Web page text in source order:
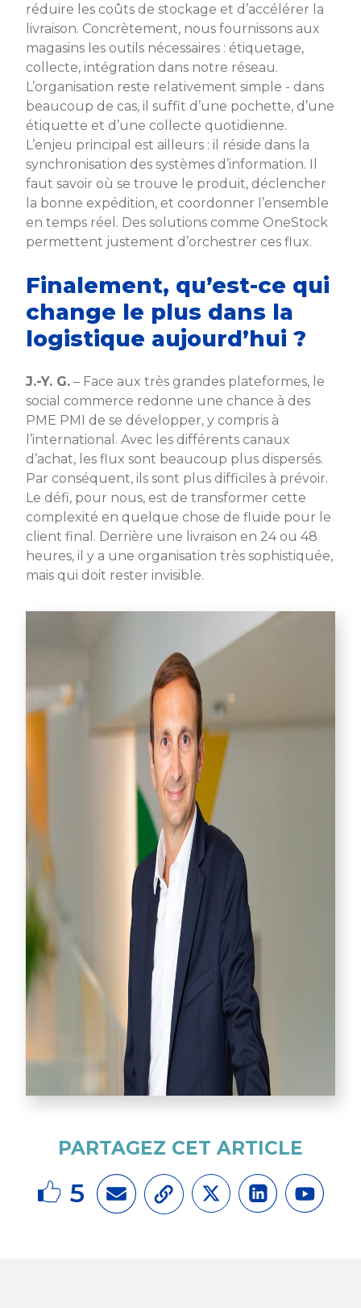
réduire les coûts de stockage et d’accélérer la
livraison. Concrètement, nous fournissons aux
magasins les outils nécessaires : étiquetage,
collecte, intégration dans notre réseau.
L’organisation reste relativement simple - dans
beaucoup de cas, il suffit d’une pochette, d’une
étiquette et d’une collecte quotidienne.
L’enjeu principal est ailleurs : il réside dans la
synchronisation des systèmes d’information. Il
faut savoir où se trouve le produit, déclencher
la bonne expédition, et coordonner l’ensemble
en temps réel. Des solutions comme OneStock
permettent justement d’orchestrer ces flux.
Finalement, qu’est-ce qui
change le plus dans la
logistique aujourd’hui ?
J.-Y. G. – Face aux très grandes plateformes, le
social commerce redonne une chance à des
PME PMI de se développer, y compris à
l’international. Avec les différents canaux
d’achat, les flux sont beaucoup plus dispersés.
Par conséquent, ils sont plus difficiles à prévoir.
Le défi, pour nous, est de transformer cette
complexité en quelque chose de fluide pour le
client final. Derrière une livraison en 24 ou 48
heures, il y a une organisation très sophistiquée,
mais qui doit rester invisible.
PARTAGEZ CET ARTICLE
5